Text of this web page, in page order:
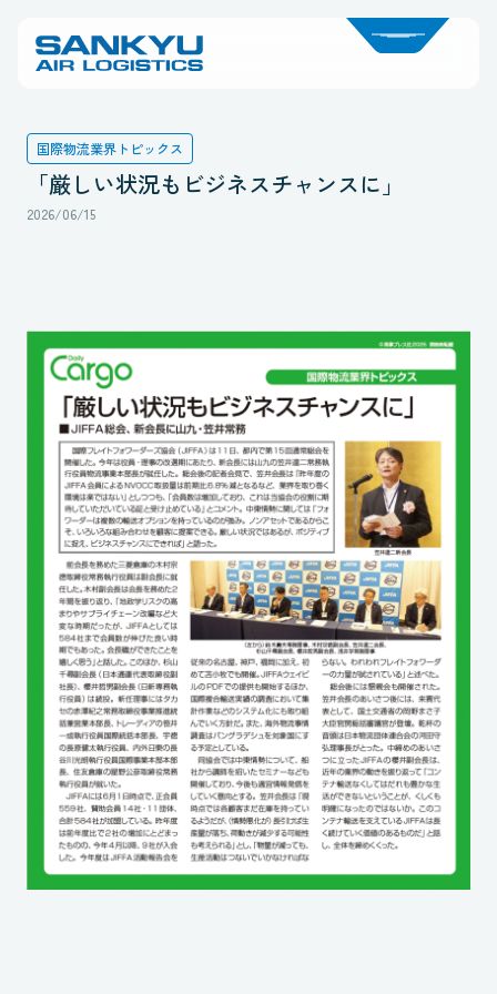
国際物流業界トピックス
「厳しい状況もビジネスチャンスに」
2026/06/15